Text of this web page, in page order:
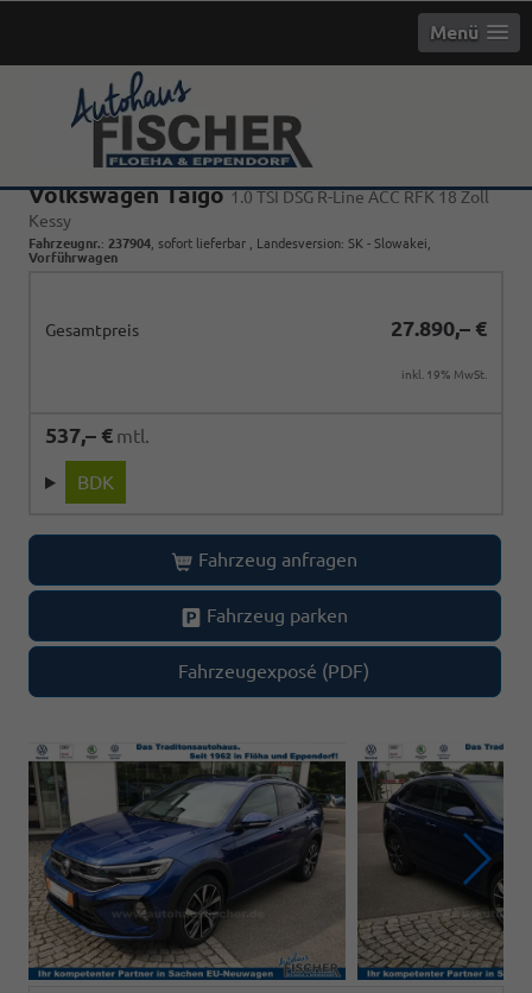
Menü
Volkswagen Taigo1.0 TSI DSG R-Line ACC RFK 18 Zoll
Kessy
Fahrzeugnr.: 237904 sofort lieferbar , Landesversion: SK - Slowakei,
Vorführwagen
Gesamtpreis 27.890,– €
inkl. 19% MwSt.
537,– € mtl.
BDK
Fahrzeug anfragen
Fahrzeug parken
Fahrzeugexposé (PDF)